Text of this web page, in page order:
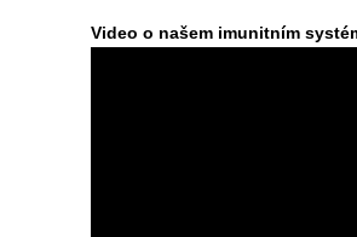
Video o našem imunitním